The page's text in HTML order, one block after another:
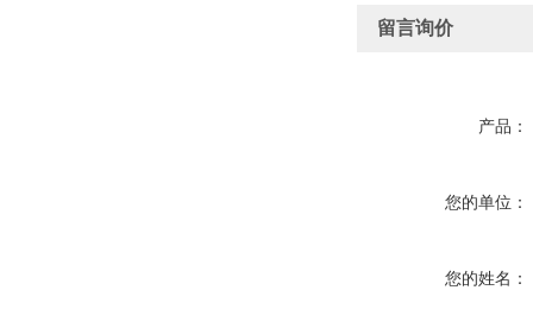
留言询价
产品：
您的单位：
您的姓名：